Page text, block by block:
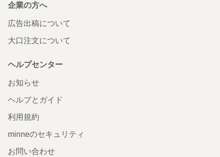
企業の方へ
広告出稿について
大口注文について
ヘルプセンター
お知らせ
ヘルプとガイド
利用規約
minneのセキュリティ
お問い合わせ